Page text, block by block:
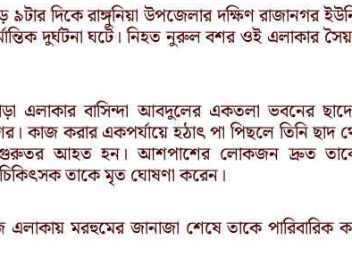
দিকে রাঙ্গুনিয়া উপজেলার দক্ষিণ রাজানগর
দুর্ঘটনা ঘটে। নিহত নুরুল বশর ওই এলাকার
এলাকার বাসিন্দা আবদুলের একতলা ভবনের
কাজ করার একপর্যায়ে হঠাৎ পা পিছলে তিনি ছাদ
গুরুতর আহত হন। আশপাশের লোকজন দ্রুত
তাকে মৃত ঘোষণা করেন।
মরহুমের জানাজা শেষে তাকে পারিবারিক